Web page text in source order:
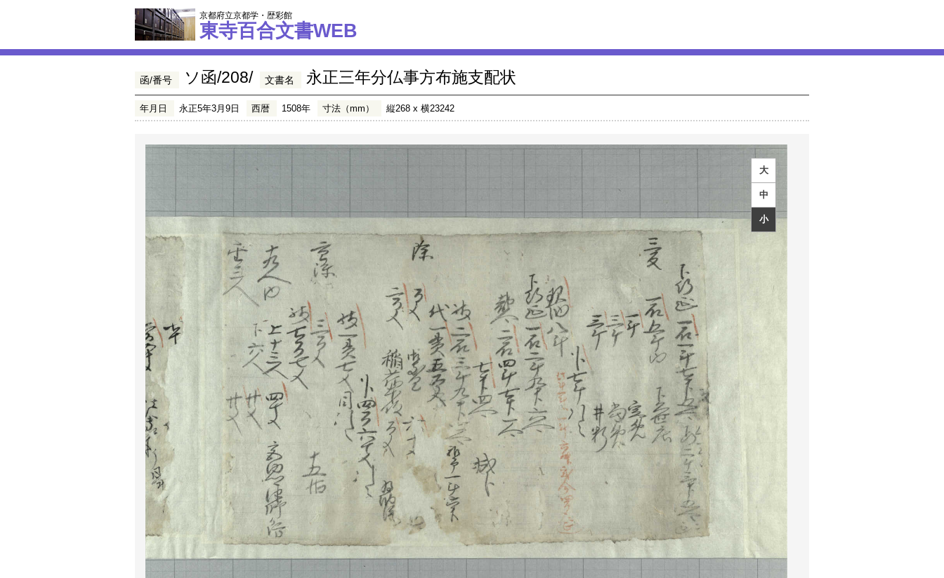
京都府立京都学・歴彩館
東寺百合文書WEB
函/番号 ソ函/208/ 文書名 永正三年分仏事方布施支配状
年月日 永正5年3月9日 西暦 1508年 寸法（mm） 縦268 x 横23242
大
中
小